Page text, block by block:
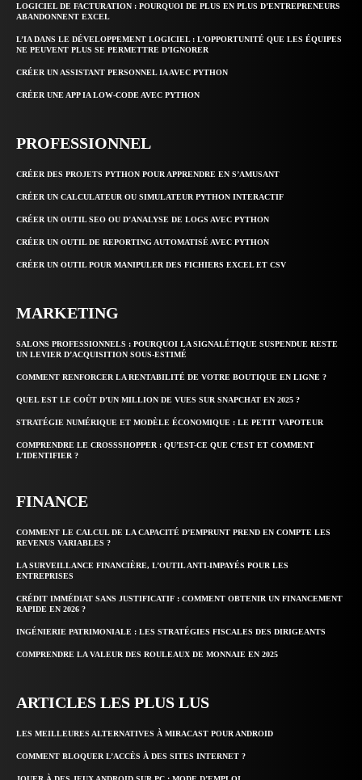
LOGICIEL DE FACTURATION : POURQUOI DE PLUS EN PLUS D’ENTREPRENEURS
ABANDONNENT EXCEL
L’IA DANS LE DÉVELOPPEMENT LOGICIEL : L’OPPORTUNITÉ QUE LES ÉQUIPES
NE PEUVENT PLUS SE PERMETTRE D’IGNORER
CRÉER UN ASSISTANT PERSONNEL IA AVEC PYTHON
CRÉER UNE APP IA LOW-CODE AVEC PYTHON
PROFESSIONNEL
CRÉER DES PROJETS PYTHON POUR APPRENDRE EN S’AMUSANT
CRÉER UN CALCULATEUR OU SIMULATEUR PYTHON INTERACTIF
CRÉER UN OUTIL SEO OU D’ANALYSE DE LOGS AVEC PYTHON
CRÉER UN OUTIL DE REPORTING AUTOMATISÉ AVEC PYTHON
CRÉER UN OUTIL POUR MANIPULER DES FICHIERS EXCEL ET CSV
MARKETING
SALONS PROFESSIONNELS : POURQUOI LA SIGNALÉTIQUE SUSPENDUE RESTE
UN LEVIER D’ACQUISITION SOUS-ESTIMÉ
COMMENT RENFORCER LA RENTABILITÉ DE VOTRE BOUTIQUE EN LIGNE ?
QUEL EST LE COÛT D’UN MILLION DE VUES SUR SNAPCHAT EN 2025 ?
STRATÉGIE NUMÉRIQUE ET MODÈLE ÉCONOMIQUE : LE PETIT VAPOTEUR
COMPRENDRE LE CROSSSHOPPER : QU’EST-CE QUE C’EST ET COMMENT
L’IDENTIFIER ?
FINANCE
COMMENT LE CALCUL DE LA CAPACITÉ D’EMPRUNT PREND EN COMPTE LES
REVENUS VARIABLES ?
LA SURVEILLANCE FINANCIÈRE, L’OUTIL ANTI-IMPAYÉS POUR LES
ENTREPRISES
CRÉDIT IMMÉDIAT SANS JUSTIFICATIF : COMMENT OBTENIR UN FINANCEMENT
RAPIDE EN 2026 ?
INGÉNIERIE PATRIMONIALE : LES STRATÉGIES FISCALES DES DIRIGEANTS
COMPRENDRE LA VALEUR DES ROULEAUX DE MONNAIE EN 2025
ARTICLES LES PLUS LUS
LES MEILLEURES ALTERNATIVES À MIRACAST POUR ANDROID
COMMENT BLOQUER L’ACCÈS À DES SITES INTERNET ?